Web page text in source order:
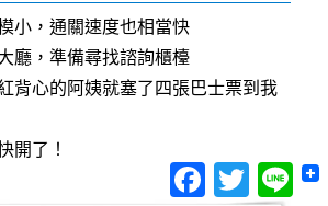
小，通關速度也相當快
廳，準備尋找諮詢櫃檯
背心的阿姨就塞了四張巴士票到我
開了！
Facebook
Twitter